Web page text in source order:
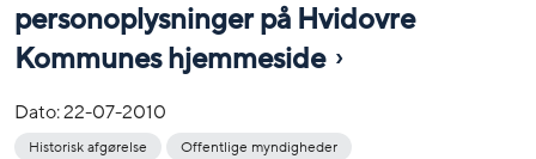
personoplysninger på Hvidovre
Kommunes hjemmeside
Dato:22-07-2010
Historisk afgørelse Offentlige myndigheder